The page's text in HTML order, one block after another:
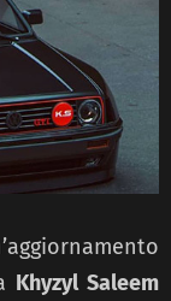
Khyzyl Saleem